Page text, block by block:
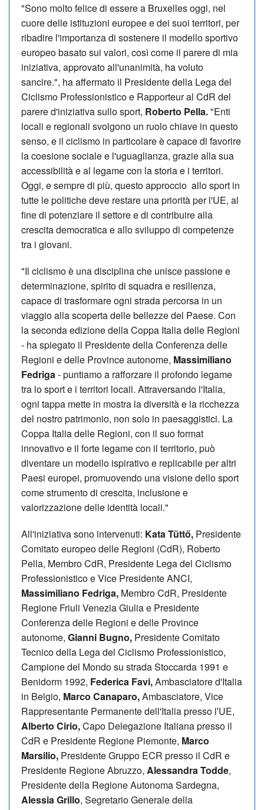
"Sono molto felice di essere a Bruxelles oggi, nel
cuore delle istituzioni europee e dei suoi territori, per
ribadire l'importanza di sostenere il modello sportivo
europeo basato sui valori, così come il parere di mia
iniziativa, approvato all'unanimità, ha voluto
sancire.", ha affermato il Presidente della Lega del
Ciclismo Professionistico e Rapporteur al CdR del
parere d'iniziativa sullo sport, Roberto Pella."Enti
locali e regionali svolgono un ruolo chiave in questo
senso, e il ciclismo in particolare è capace di favorire
la coesione sociale e l'uguaglianza, grazie alla sua
accessibilità e al legame con la storia e i territori.
Oggi, e sempre di più, questo approccio allo sport in
tutte le politiche deve restare una priorità per l'UE, al
fine di potenziare il settore e di contribuire alla
crescita democratica e allo sviluppo di competenze
tra i giovani.
"Il ciclismo è una disciplina che unisce passione e
determinazione, spirito di squadra e resilienza,
capace di trasformare ogni strada percorsa in un
viaggio alla scoperta delle bellezze del Paese. Con
la seconda edizione della Coppa Italia delle Regioni
- ha spiegato il Presidente della Conferenza delle
Regioni e delle Province autonome, Massimiliano
Fedriga- puntiamo a rafforzare il profondo legame
tra lo sport e i territori locali. Attraversando l'Italia,
ogni tappa mette in mostra la diversità e la ricchezza
del nostro patrimonio, non solo in paesaggistici. La
Coppa Italia delle Regioni, con il suo format
innovativo e il forte legame con il territorio, può
diventare un modello ispirativo e replicabile per altri
Paesi europei, promuovendo una visione dello sport
come strumento di crescita, inclusione e
valorizzazione delle identità locali."
All'iniziativa sono intervenuti: Kata Tüttő, Presidente
Comitato europeo delle Regioni (CdR), Roberto
Pella, Membro CdR, Presidente Lega del Ciclismo
Professionistico e Vice Presidente ANCI,
Massimiliano Fedriga, Membro CdR, Presidente
Regione Friuli Venezia Giulia e Presidente
Conferenza delle Regioni e delle Province
autonome, Gianni Bugno, Presidente Comitato
Tecnico della Lega del Ciclismo Professionistico,
Campione del Mondo su strada Stoccarda 1991 e
Benidorm 1992, Federica Favi,Ambasciatore d'Italia
in Belgio, Marco Canaparo,Ambasciatore, Vice
Rappresentante Permanente dell'Italia presso lʼUE,
Alberto Cirio,Capo Delegazione Italiana presso il
CdR e Presidente Regione Piemonte, Marco
Marsilio, Presidente Gruppo ECR presso il CdR e
Presidente Regione Abruzzo, Alessandra Todde,
Presidente della Regione Autonoma Sardegna,
Alessia Grillo, Segretario Generale della